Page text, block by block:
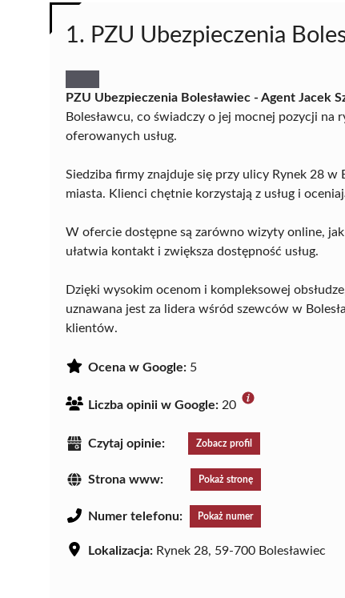
1. PZU Ubezpieczenia
PZU Ubezpieczenia Bolesławiec - Agent Jacek
Bolesławcu, co świadczy o jej mocnej pozycji na
oferowanych usług.
Siedziba firmy znajduje się przy ulicy Rynek 28
miasta. Klienci chętnie korzystają z usług i
W ofercie dostępne są zarówno wizyty online,
ułatwia kontakt i zwiększa dostępność usług.
Dzięki wysokim ocenom i kompleksowej
uznawana jest za lidera wśród szewców w
klientów.
Ocena w Google: 5
Liczba opinii w Google: 20
Czytaj opinie: Zobacz profil
Strona www: Pokaż stronę
Numer telefonu: Pokaż numer
Lokalizacja: Rynek 28, 59-700 Bolesławiec